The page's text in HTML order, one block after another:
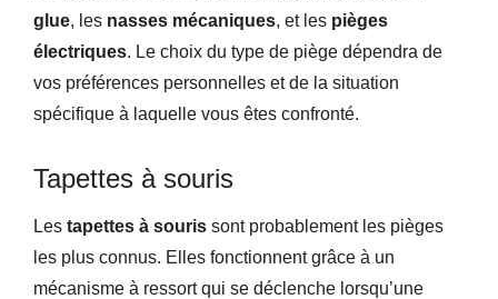
glue, les nasses mécaniques, et les pièges
électriques. Le choix du type de piège dépendra de
vos préférences personnelles et de la situation
spécifique à laquelle vous êtes confronté.
Tapettes à souris
Les tapettes à souris sont probablement les pièges
les plus connus. Elles fonctionnent grâce à un
mécanisme à ressort qui se déclenche lorsqu’une